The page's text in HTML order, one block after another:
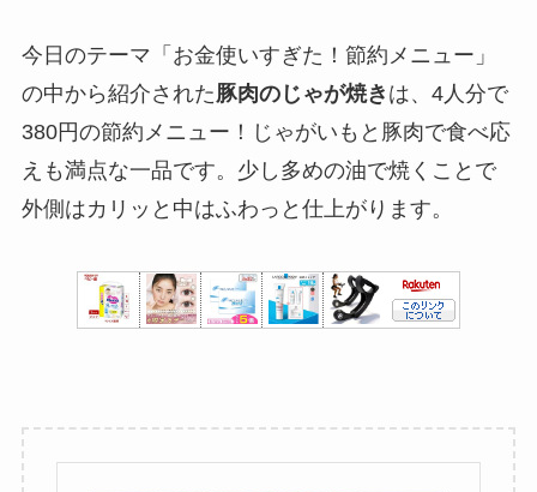
今日のテーマ「お金使いすぎた！節約メニュー」
の中から紹介された豚肉のじゃが焼き は、4人分で
380円の節約メニュー！じゃがいもと豚肉で食べ応
えも満点な一品です。少し多めの油で焼くことで
外側はカリッと中はふわっと仕上がります。